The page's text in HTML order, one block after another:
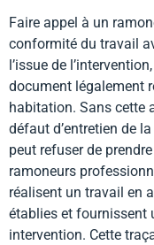
Faire appel à un
conformité du travail
l’issue de
document légalement
habitation. Sans cette
défaut d’entretien de
peut refuser de
ramoneurs
réalisent un travail en
établies et fournissent
intervention. Cette